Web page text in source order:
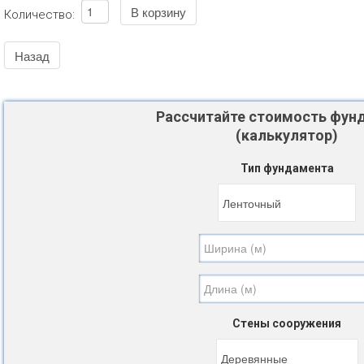
Количество:
Рассчитайте стоимость
(калькулятор)
Тип фундамента
Стены сооружения